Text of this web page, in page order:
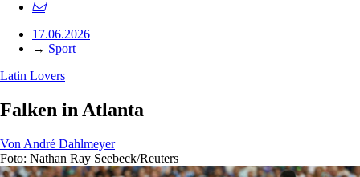
17.06.2026
→ Sport
Latin Lovers
Falken in Atlanta
Von André Dahlmeyer
Foto: Nathan Ray Seebeck/Reuters